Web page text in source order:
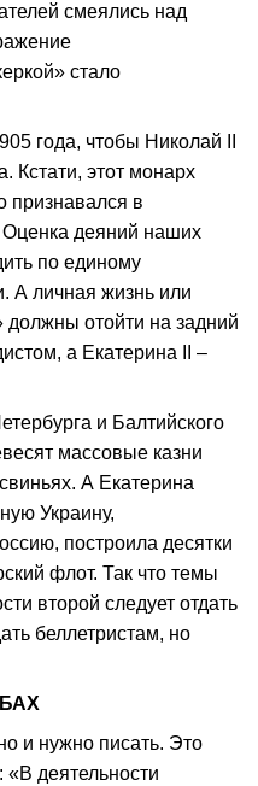
смеялись над
стало
года, чтобы Николай II
Кстати, этот монарх
признавался в
Оценка деяний наших
по единому
А личная жизнь или
должны отойти на задний
а Екатерина II –
и Балтийского
массовые казни
А Екатерина
Украину,
построила десятки
флот. Так что темы
второй следует отдать
беллетристам, но
и нужно писать. Это
деятельности